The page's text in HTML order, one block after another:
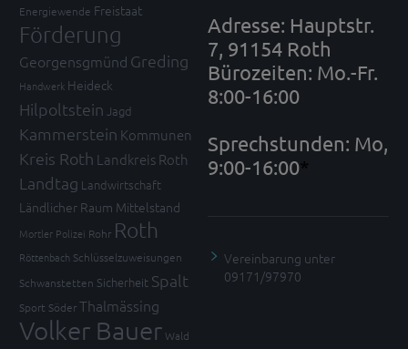
Energiewende Freistaat
Förderung
Georgensgmünd Greding
Handwerk Heideck
Hilpoltstein Jagd
Kammerstein Kommunen
Kreis Roth Landkreis Roth
Landtag Landwirtschaft
Ländlicher Raum Mittelstand
Mortler Polizei Rohr Roth
Röttenbach Schlüsselzuweisungen
Schwanstetten Sicherheit Spalt
Sport SöderThalmässing
Volker BauerWald
Adresse: Hauptstr.
7, 91154 Roth
Bürozeiten: Mo.-Fr.
8:00-16:00
Sprechstunden: Mo,
9:00-16:00*
Vereinbarung unter
09171/97970